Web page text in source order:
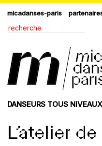
micadanses-paris
DANSEURS TOUS
L’atelier